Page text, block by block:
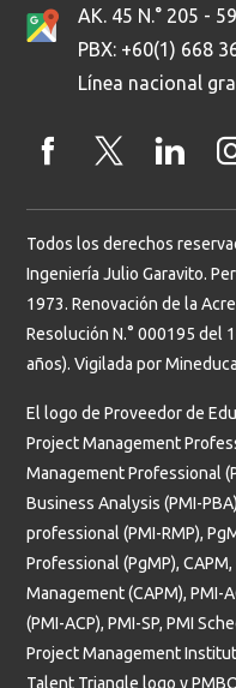
AK. 45 N.° 205 -
PBX: +60(1) 668
Línea nacional
Todos los derechos
Ingeniería Julio Garavito.
1973. Renovación de la
Resolución N.° 000195 del
años). Vigilada por
El logo de Proveedor de
Project Management
Management Professional
Business Analysis (PMI-
professional (PMI-RMP),
Professional (PgMP),
Management (CAPM), PMI-
(PMI-ACP), PMI-SP, PMI
Project Management
Talent Triangle logo y